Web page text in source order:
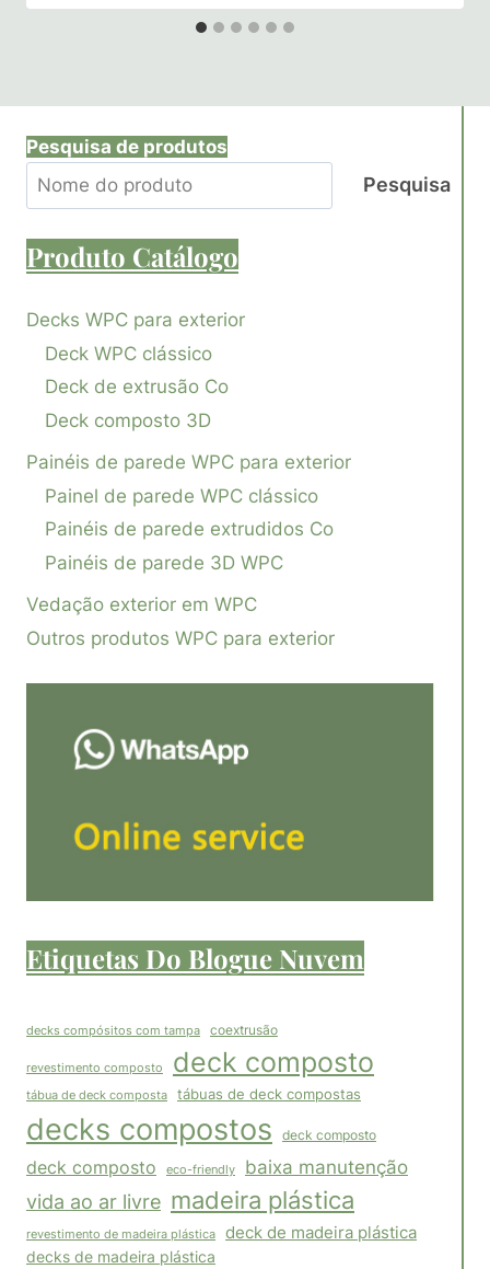
Pesquisa de produtos
Pesquisa
Produto Catálogo
Decks WPC para exterior
Deck WPC clássico
Deck de extrusão Co
Deck composto 3D
Painéis de parede WPC para exterior
Painel de parede WPC clássico
Painéis de parede extrudidos Co
Painéis de parede 3D WPC
Vedação exterior em WPC
Outros produtos WPC para exterior
Etiquetas Do Blogue Nuvem
decks compósitos com tampa coextrusão
revestimento composto deck composto
tábua de deck composta tábuas de deck compostas
decks compostos deck composto
deck composto eco-friendly baixa manutenção
vida ao ar livre madeira plástica
revestimento de madeira plástica deck de madeira plástica
decks de madeira plástica